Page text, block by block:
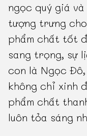
ngọc quý giá
tượng trưng
phẩm chất tốt
sang trọng, sự
con là Ngọc
không chỉ xinh
phẩm chất
luôn tỏa sáng